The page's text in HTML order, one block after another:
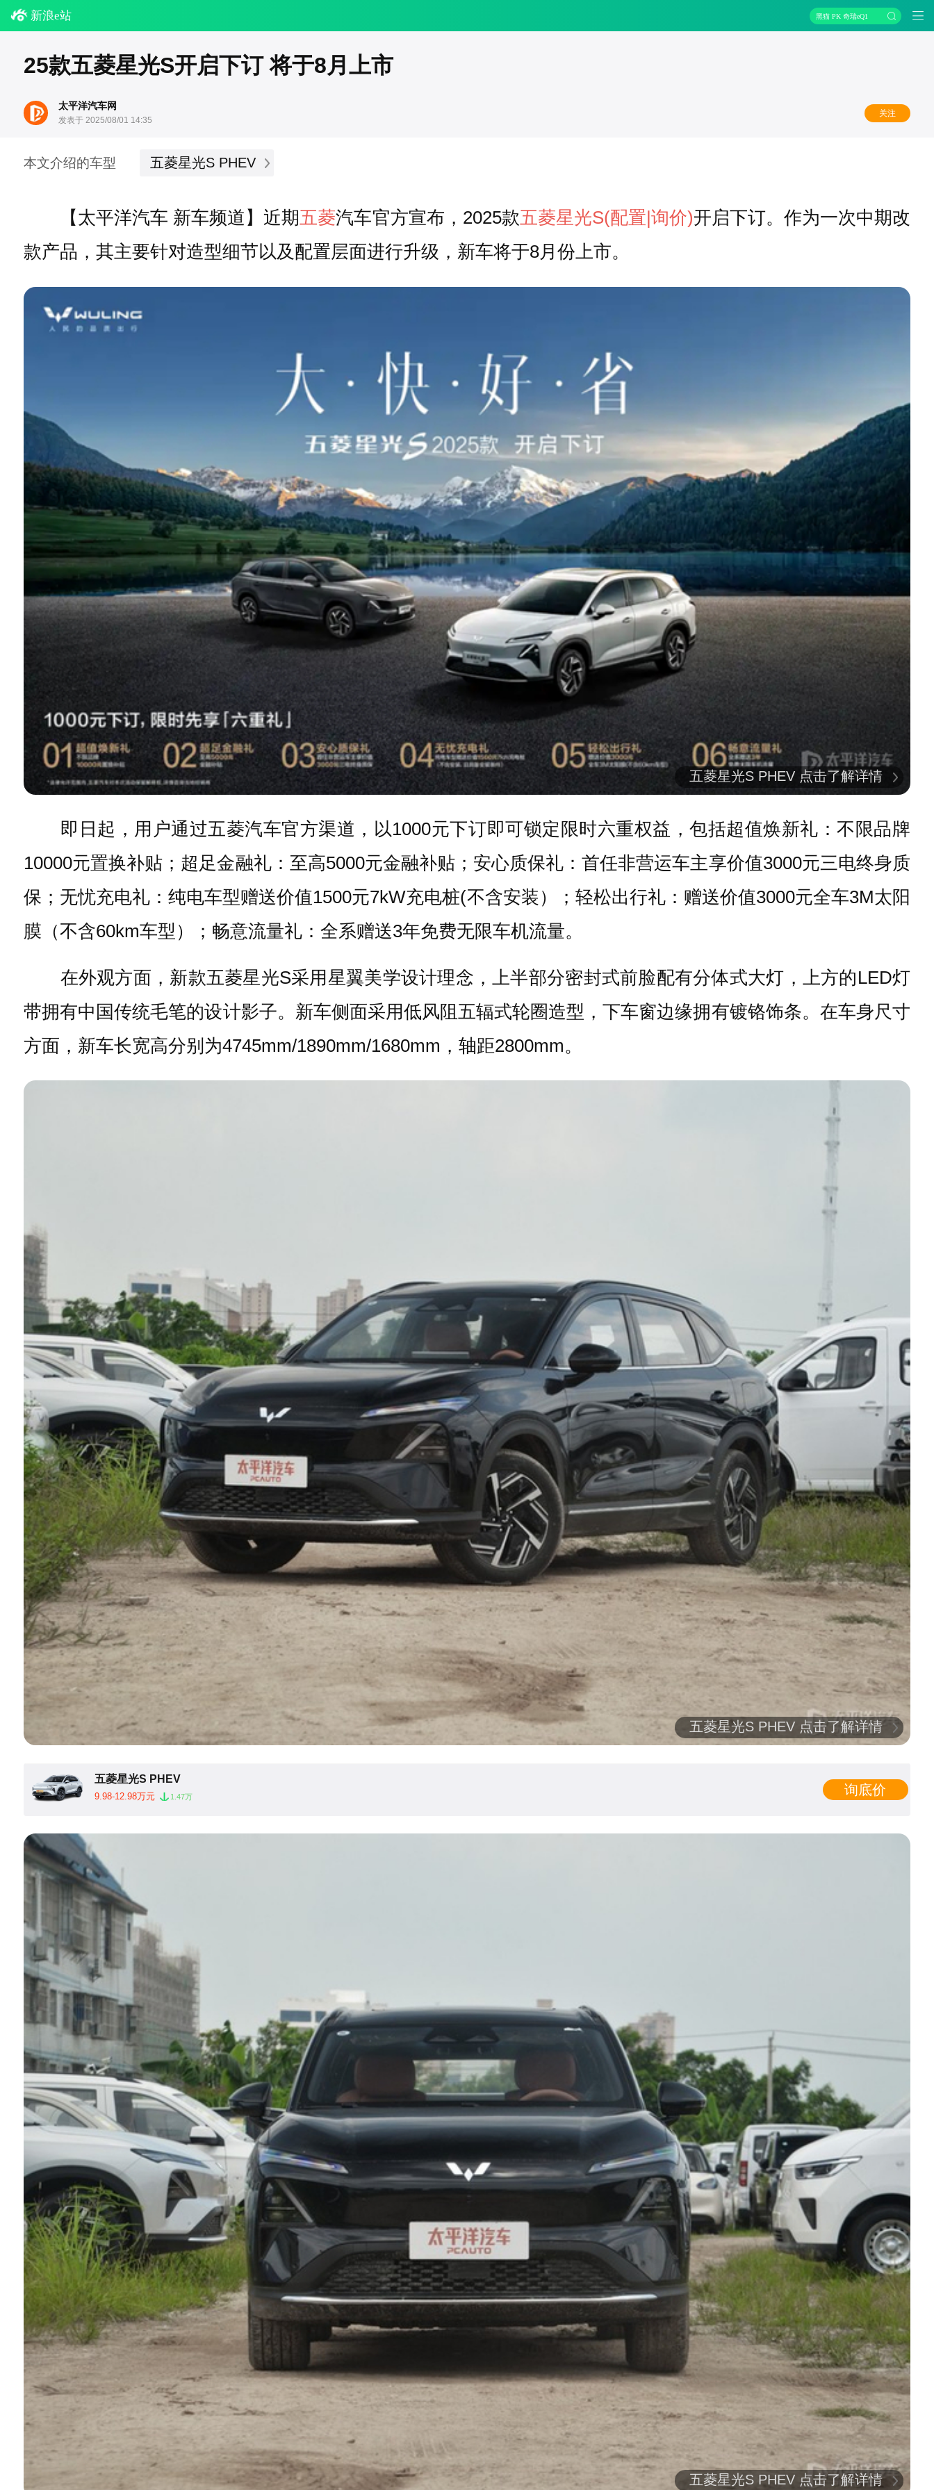
新浪e站 黑猫 PK 奇瑞eQ1
25款五菱星光S开启下订 将于8月上市
太平洋汽车网
发表于 2025/08/01 14:35
关注
本文介绍的车型 五菱星光S PHEV
【太平洋汽车 新车频道】近期五菱汽车官方宣布，2025款五菱星光S(配置 |询价)开启下订。作为一次中期改
款产品，其主要针对造型细节以及配置层面进行升级，新车将于8月份上市。
五菱星光S PHEV 点击了解详情
即日起，用户通过五菱汽车官方渠道，以1000元下订即可锁定限时六重权益，包括超值焕新礼：不限品牌
10000元置换补贴；超足金融礼：至高5000元金融补贴；安心质保礼：首任非营运车主享价值3000元三电终身质
保；无忧充电礼：纯电车型赠送价值1500元7kW充电桩(不含安装）；轻松出行礼：赠送价值3000元全车3M太阳
膜（不含60km车型）；畅意流量礼：全系赠送3年免费无限车机流量。
在外观方面，新款五菱星光S采用星翼美学设计理念，上半部分密封式前脸配有分体式大灯，上方的LED灯
带拥有中国传统毛笔的设计影子。新车侧面采用低风阻五辐式轮圈造型，下车窗边缘拥有镀铬饰条。在车身尺寸
方面，新车长宽高分别为4745mm/1890mm/1680mm，轴距2800mm。
五菱星光S PHEV 点击了解详情
五菱星光S PHEV
9.98-12.98万元 1.47万 询底价
五菱星光S PHEV 点击了解详情